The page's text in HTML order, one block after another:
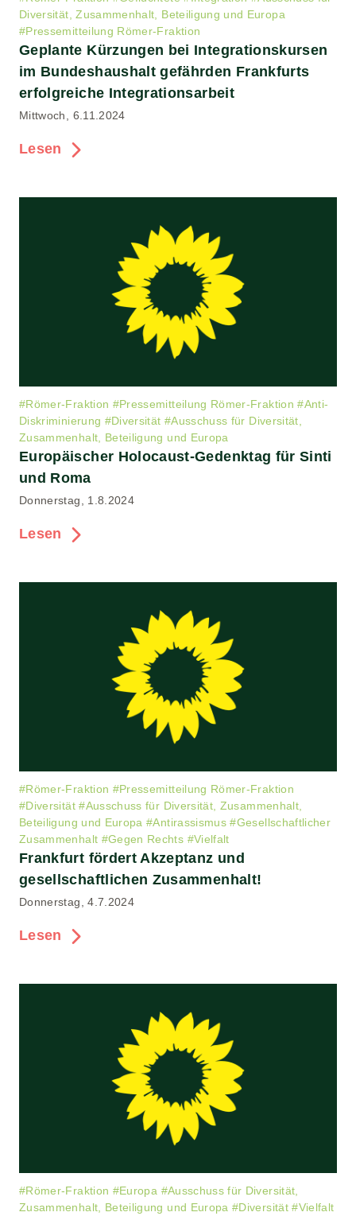
Diversität, Zusammenhalt, Beteiligung und Europa
#Pressemitteilung Römer-Fraktion
Geplante Kürzungen bei Integrationskursen
im Bundeshaushalt gefährden Frankfurts
erfolgreiche Integrationsarbeit
Mittwoch, 6.11.2024
Lesen
#Römer-Fraktion #Pressemitteilung Römer-Fraktion #Anti-
Diskriminierung #Diversität #Ausschuss für Diversität,
Zusammenhalt, Beteiligung und Europa
Europäischer Holocaust-Gedenktag für Sinti
und Roma
Donnerstag, 1.8.2024
Lesen
#Römer-Fraktion #Pressemitteilung Römer-Fraktion
#Diversität #Ausschuss für Diversität, Zusammenhalt,
Beteiligung und Europa #Antirassismus #Gesellschaftlicher
Zusammenhalt #Gegen Rechts #Vielfalt
Frankfurt fördert Akzeptanz und
gesellschaftlichen Zusammenhalt!
Donnerstag, 4.7.2024
Lesen
#Römer-Fraktion #Europa #Ausschuss für Diversität,
Zusammenhalt, Beteiligung und Europa #Diversität #Vielfalt